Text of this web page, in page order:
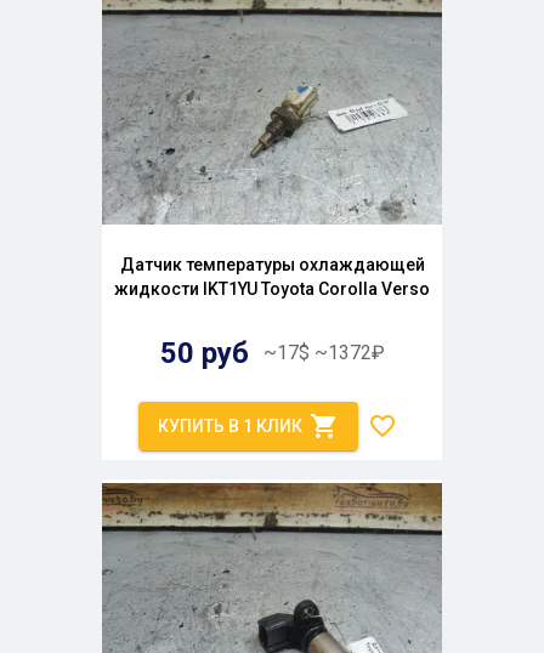
Датчик температуры охлаждающей
жидкости IKT1YU Toyota Corolla Verso
50 руб ~17$ ~1372₽
КУПИТЬ В 1 КЛИК